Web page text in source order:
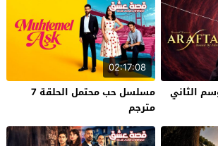
الثاني
02:17:08
مسلسل حب محتمل الحلقة 7
مترجم